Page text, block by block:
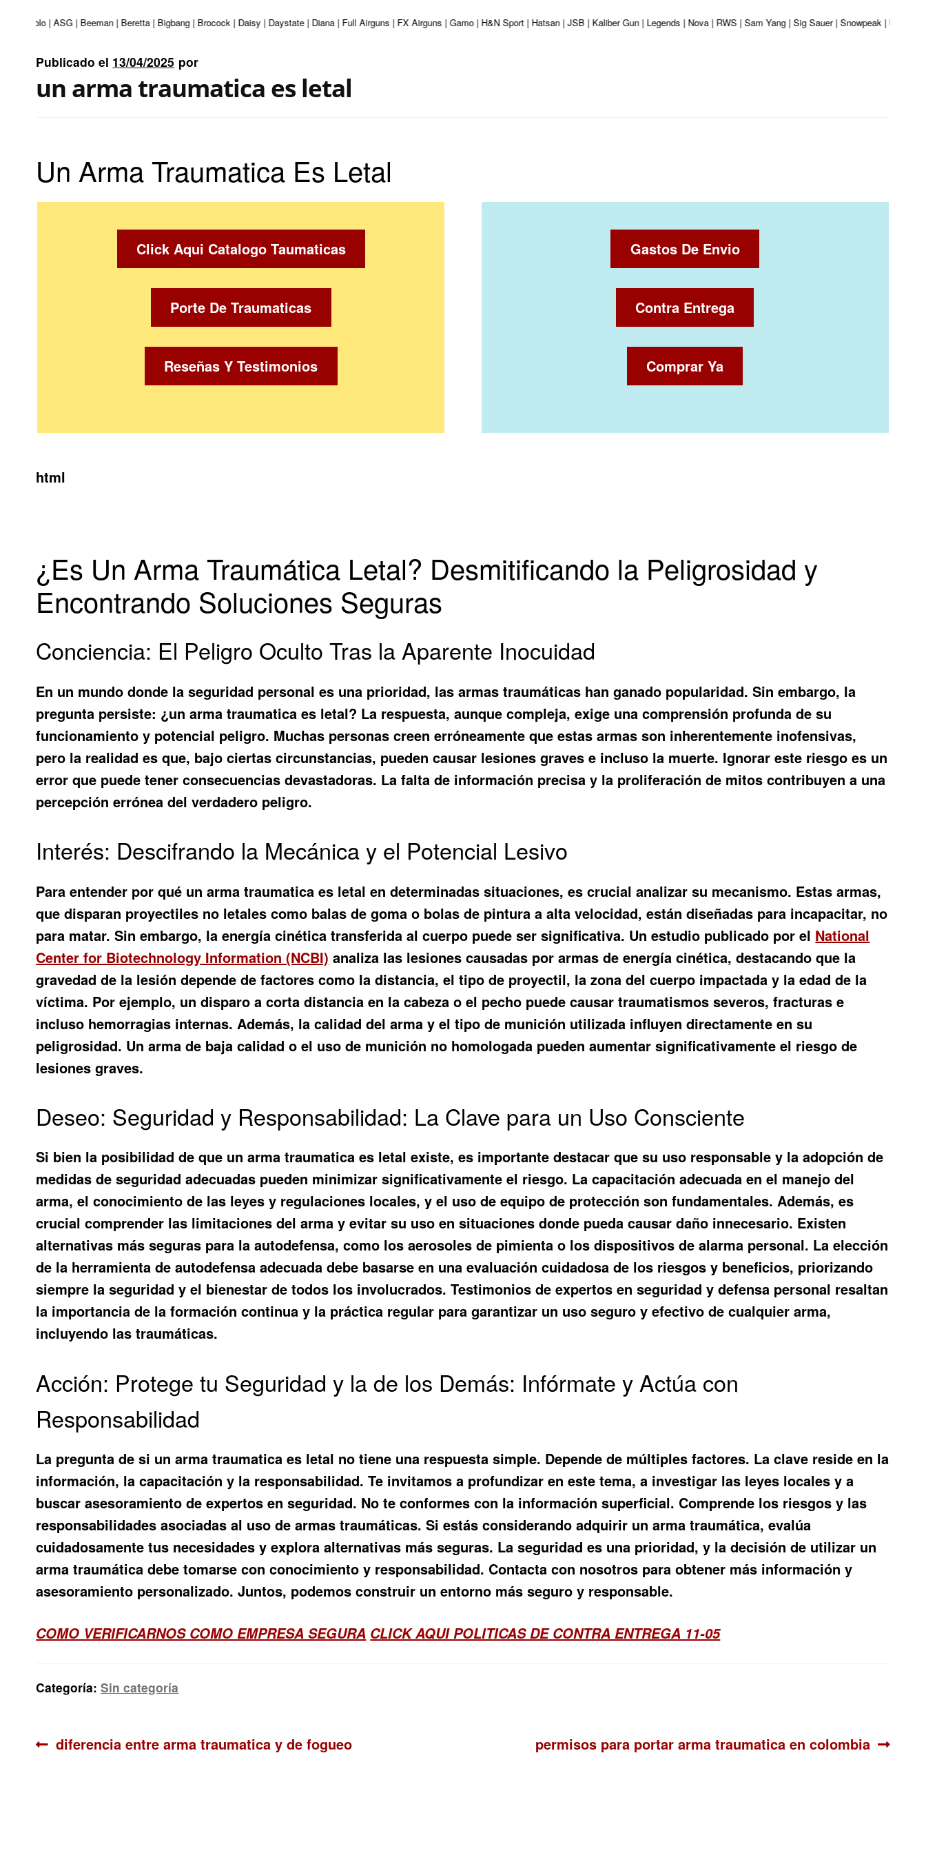
Apolo | ASG | Beeman | Beretta | Bigbang | Brocock | Daisy | Daystate | Diana | Full Airguns | FX Airguns | Gamo | H&N Sport | Hatsan | JSB | Kaliber Gun | Legends | Nova | RWS | Sam Yang | Sig Sauer | Snowpeak | Umarex |
Publicado el 13/04/2025 por
un arma traumatica es letal
Un Arma Traumatica Es Letal
Click Aqui Catalogo Taumaticas
Porte De Traumaticas
Reseñas Y Testimonios
Gastos De Envio
Contra Entrega
Comprar Ya
html
¿Es Un Arma Traumática Letal? Desmitificando la Peligrosidad y
Encontrando Soluciones Seguras
Conciencia: El Peligro Oculto Tras la Aparente Inocuidad
En un mundo donde la seguridad personal es una prioridad, las armas traumáticas han ganado popularidad. Sin embargo, la
pregunta persiste: ¿un arma traumatica es letal? La respuesta, aunque compleja, exige una comprensión profunda de su
funcionamiento y potencial peligro. Muchas personas creen erróneamente que estas armas son inherentemente inofensivas,
pero la realidad es que, bajo ciertas circunstancias, pueden causar lesiones graves e incluso la muerte. Ignorar este riesgo es un
error que puede tener consecuencias devastadoras. La falta de información precisa y la proliferación de mitos contribuyen a una
percepción errónea del verdadero peligro.
Interés: Descifrando la Mecánica y el Potencial Lesivo
Para entender por qué un arma traumatica es letal en determinadas situaciones, es crucial analizar su mecanismo. Estas armas,
que disparan proyectiles no letales como balas de goma o bolas de pintura a alta velocidad, están diseñadas para incapacitar, no
para matar. Sin embargo, la energía cinética transferida al cuerpo puede ser significativa. Un estudio publicado por el National
Center for Biotechnology Information (NCBI) analiza las lesiones causadas por armas de energía cinética, destacando que la
gravedad de la lesión depende de factores como la distancia, el tipo de proyectil, la zona del cuerpo impactada y la edad de la
víctima. Por ejemplo, un disparo a corta distancia en la cabeza o el pecho puede causar traumatismos severos, fracturas e
incluso hemorragias internas. Además, la calidad del arma y el tipo de munición utilizada influyen directamente en su
peligrosidad. Un arma de baja calidad o el uso de munición no homologada pueden aumentar significativamente el riesgo de
lesiones graves.
Deseo: Seguridad y Responsabilidad: La Clave para un Uso Consciente
Si bien la posibilidad de que un arma traumatica es letal existe, es importante destacar que su uso responsable y la adopción de
medidas de seguridad adecuadas pueden minimizar significativamente el riesgo. La capacitación adecuada en el manejo del
arma, el conocimiento de las leyes y regulaciones locales, y el uso de equipo de protección son fundamentales. Además, es
crucial comprender las limitaciones del arma y evitar su uso en situaciones donde pueda causar daño innecesario. Existen
alternativas más seguras para la autodefensa, como los aerosoles de pimienta o los dispositivos de alarma personal. La elección
de la herramienta de autodefensa adecuada debe basarse en una evaluación cuidadosa de los riesgos y beneficios, priorizando
siempre la seguridad y el bienestar de todos los involucrados. Testimonios de expertos en seguridad y defensa personal resaltan
la importancia de la formación continua y la práctica regular para garantizar un uso seguro y efectivo de cualquier arma,
incluyendo las traumáticas.
Acción: Protege tu Seguridad y la de los Demás: Infórmate y Actúa con
Responsabilidad
La pregunta de si un arma traumatica es letal no tiene una respuesta simple. Depende de múltiples factores. La clave reside en la
información, la capacitación y la responsabilidad. Te invitamos a profundizar en este tema, a investigar las leyes locales y a
buscar asesoramiento de expertos en seguridad. No te conformes con la información superficial. Comprende los riesgos y las
responsabilidades asociadas al uso de armas traumáticas. Si estás considerando adquirir un arma traumática, evalúa
cuidadosamente tus necesidades y explora alternativas más seguras. La seguridad es una prioridad, y la decisión de utilizar un
arma traumática debe tomarse con conocimiento y responsabilidad. Contacta con nosotros para obtener más información y
asesoramiento personalizado. Juntos, podemos construir un entorno más seguro y responsable.
COMO VERIFICARNOS COMO EMPRESA SEGURA CLICK AQUI POLITICAS DE CONTRA ENTREGA 11-05
Categoría:Sin categoría
Navegación
Anterior:
diferencia entre arma traumatica y de fogueo Siguiente:
permisos para portar arma traumatica en colombia